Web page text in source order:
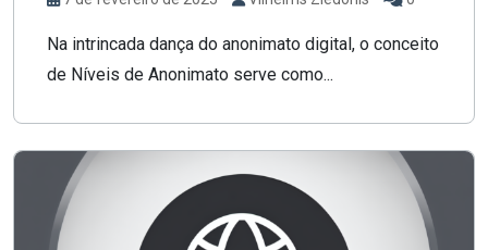
Na intrincada dança do anonimato digital, o conceito
de Níveis de Anonimato serve como...